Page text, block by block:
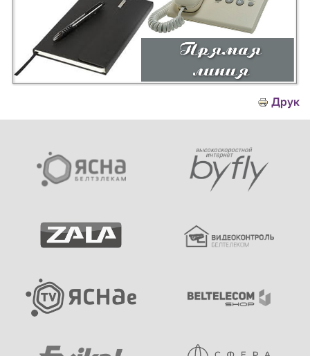
Друк